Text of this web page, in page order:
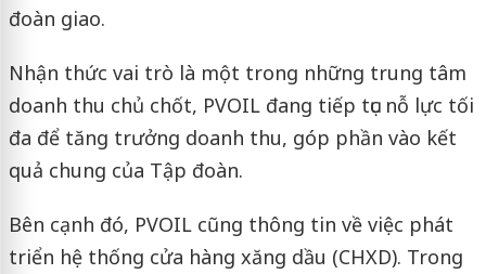
đoàn giao.
Nhận thức vai trò là một trong những trung tâm
doanh thu chủ chốt, PVOIL đang tiếp tục nỗ lực tối
đa để tăng trưởng doanh thu, góp phần vào kết
quả chung của Tập đoàn.
Bên cạnh đó, PVOIL cũng thông tin về việc phát
triển hệ thống cửa hàng xăng dầu (CHXD). Trong